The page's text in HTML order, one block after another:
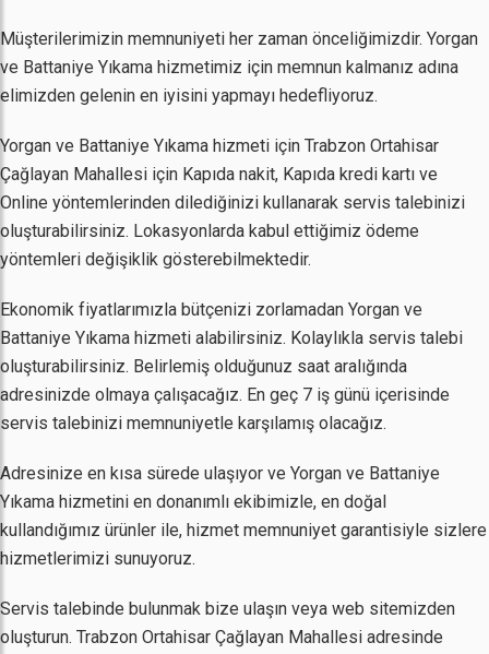
Müşterilerimizin memnuniyeti her zaman önceliğimizdir. Yorgan
ve Battaniye Yıkama hizmetimiz için memnun kalmanız adına
elimizden gelenin en iyisini yapmayı hedefliyoruz.
Yorgan ve Battaniye Yıkama hizmeti için Trabzon Ortahisar
Çağlayan Mahallesi için Kapıda nakit, Kapıda kredi kartı ve
Online yöntemlerinden dilediğinizi kullanarak servis talebinizi
oluşturabilirsiniz. Lokasyonlarda kabul ettiğimiz ödeme
yöntemleri değişiklik gösterebilmektedir.
Ekonomik fiyatlarımızla bütçenizi zorlamadan Yorgan ve
Battaniye Yıkama hizmeti alabilirsiniz. Kolaylıkla servis talebi
oluşturabilirsiniz. Belirlemiş olduğunuz saat aralığında
adresinizde olmaya çalışacağız. En geç 7 iş günü içerisinde
servis talebinizi memnuniyetle karşılamış olacağız.
Adresinize en kısa sürede ulaşıyor ve Yorgan ve Battaniye
Yıkama hizmetini en donanımlı ekibimizle, en doğal
kullandığımız ürünler ile, hizmet memnuniyet garantisiyle sizlere
hizmetlerimizi sunuyoruz.
Servis talebinde bulunmak bize ulaşın veya web sitemizden
oluşturun. Trabzon Ortahisar Çağlayan Mahallesi adresinde